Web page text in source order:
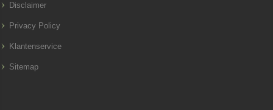
Disclaimer
Privacy Policy
Klantenservice
Sitemap